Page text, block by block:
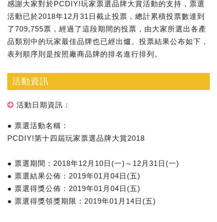
感謝大家對於PCDIY!玩家票選品牌大賞活動的支持，票選
活動已於2018年12月31日截止投票，總計累積投票數達到
了709,755票，經過了這段期間的投票，由大家所選出各產
品類別中的玩家最佳品牌也已經出爐。投票結果公布如下，
表列順序則是按照廠商品牌的排名進行排列。
活動資訊
活動日期資訊：
● 票選活動名稱：
PCDIY!第十四屆玩家票選品牌大賞2018
● 票選期間：2018年12月10日(一)～12月31日(一)
● 票選結果公佈：2019年01月04日(五)
● 票選得獎公佈：2019年01月04日(五)
● 票選得獎領獎期限：2019年01月14日(五)